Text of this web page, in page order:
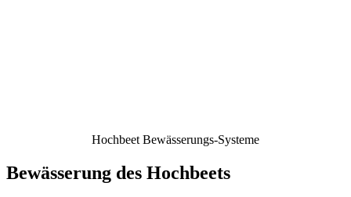
Hochbeet Bewässerungs-Systeme
Bewässerung des Hochbeets